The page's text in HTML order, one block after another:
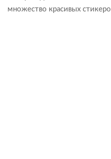
множество красивых